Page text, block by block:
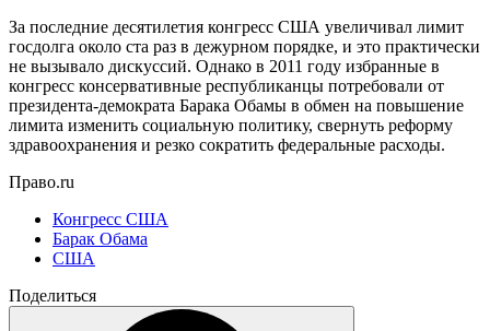
За последние десятилетия конгресс США увеличивал лимит
госдолга около ста раз в дежурном порядке, и это практически
не вызывало дискуссий. Однако в 2011 году избранные в
конгресс консервативные республиканцы потребовали от
президента-демократа Барака Обамы в обмен на повышение
лимита изменить социальную политику, свернуть реформу
здравоохранения и резко сократить федеральные расходы.
Право.ru
Конгресс США
Барак Обама
США
Поделиться